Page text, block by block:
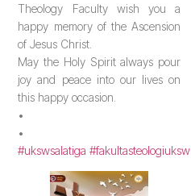
Theology Faculty wish you a
happy memory of the Ascension
of Jesus Christ.
May the Holy Spirit always pour
joy and peace into our lives on
this happy occasion.
•
•
#ukswsalatiga #fakultasteologiuksw